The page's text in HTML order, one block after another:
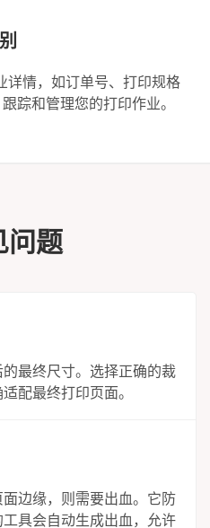
详情，如订单号、打印规格
踪和管理您的打印作业。
问题
最终尺寸。选择正确的裁
配最终打印页面。
边缘，则需要出血。它防
具会自动生成出血，允许